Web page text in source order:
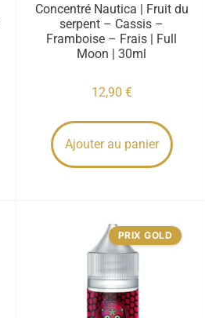
Concentré Nautica | Fruit du
serpent – Cassis –
Framboise – Frais | Full
Moon | 30ml
12,90 €
Ajouter au panier
PRIX GOLD